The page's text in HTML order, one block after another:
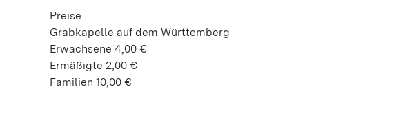
Preise
Grabkapelle auf dem Württemberg
Erwachsene 4,00 €
Ermäßigte 2,00 €
Familien 10,00 €